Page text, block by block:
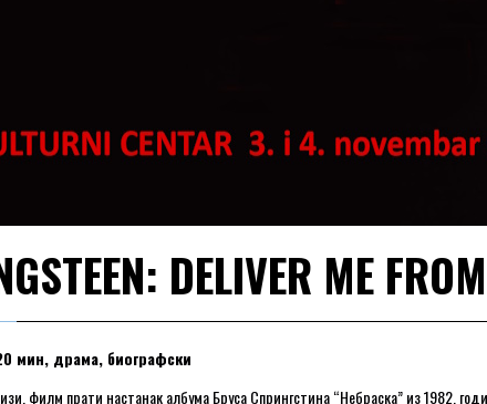
DELIVER ME
мин, драма, биографски
филм прати настанак албума Бруса Спрингстина “Небраска” из 1982.